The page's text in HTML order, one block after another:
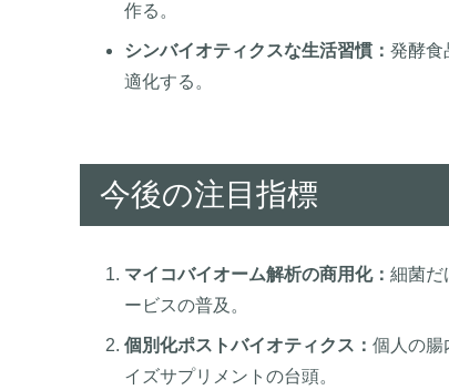
作る。
シンバイオティクスな生活習慣： 発酵食
適化する。
今後の注目指標
マイコバイオーム解析の商用化： 細菌だ
ービスの普及。
個別化ポストバイオティクス： 個人の腸
イズサプリメントの台頭。